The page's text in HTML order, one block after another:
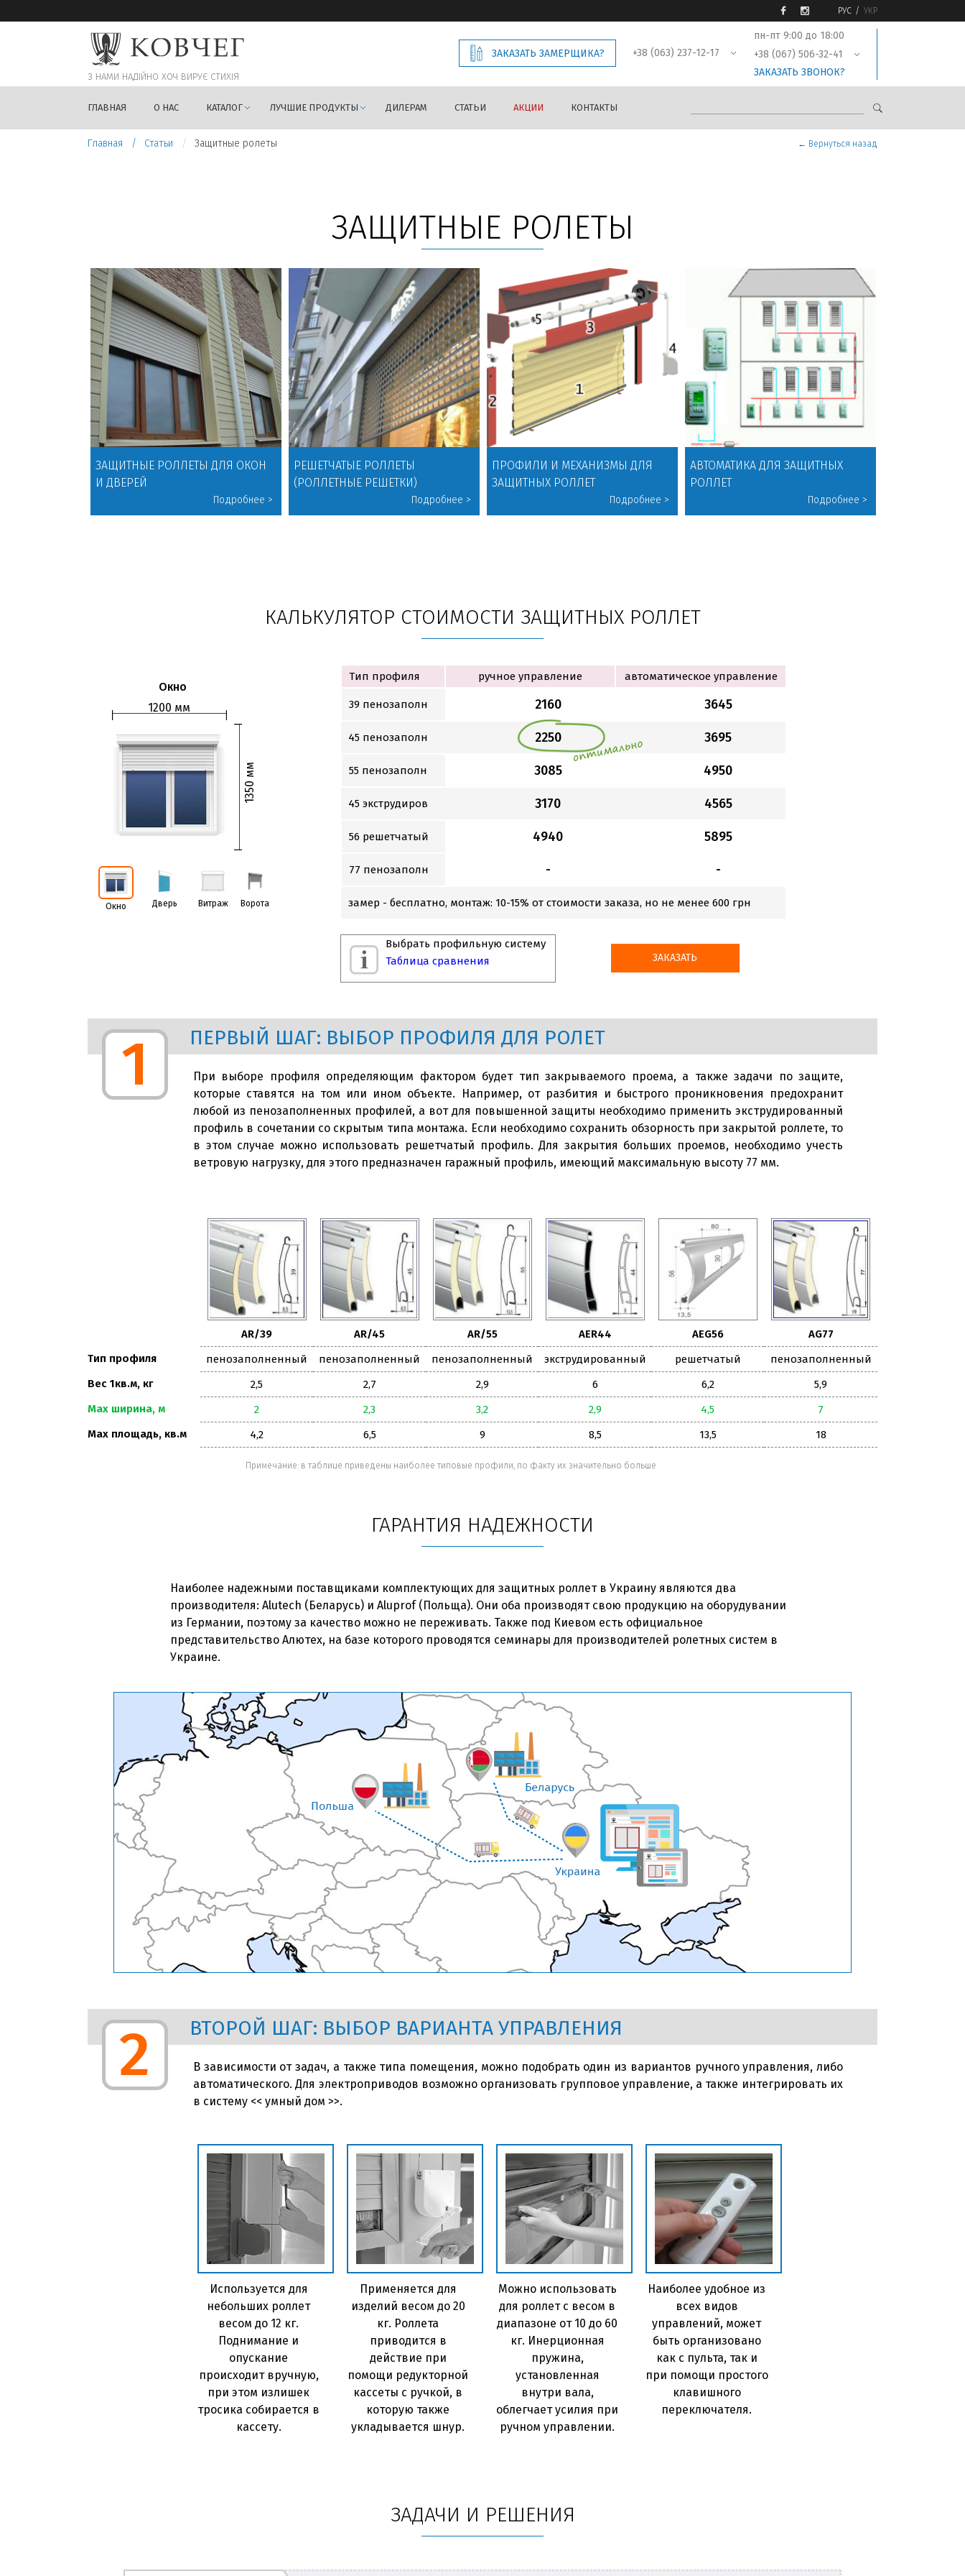
РУС УКР
З НАМИ НАДIЙНО ХОЧ ВИРУЄ СТИХIЯ
ЗАКАЗАТЬ ЗАМЕРЩИКА? +38 (063) 237-12-17
пн-пт 9:00 до 18:00
+38 (067) 506-32-41
ЗАКАЗАТЬ ЗВОНОК?
ГЛАВНАЯ О НАС КАТАЛОГ ЛУЧШИЕ ПРОДУКТЫ ДИЛЕРАМ СТАТЬИ АКЦИИ КОНТАКТЫ
Главная Статьи Защитные ролеты ← Вернуться назад
ЗАЩИТНЫЕ РОЛЕТЫ
ЗАЩИТНЫЕ РОЛЛЕТЫ ДЛЯ ОКОН
И ДВЕРЕЙ
РЕШЕТЧАТЫЕ РОЛЛЕТЫ
(РОЛЛЕТНЫЕ РЕШЕТКИ)
ПРОФИЛИ И МЕХАНИЗМЫ ДЛЯ
ЗАЩИТНЫХ РОЛЛЕТ
АВТОМАТИКА ДЛЯ ЗАЩИТНЫХ
РОЛЛЕТ
КАЛЬКУЛЯТОР СТОИМОСТИ ЗАЩИТНЫХ РОЛЛЕТ
Окно
1200 мм
1350 мм
Окно Дверь Витраж Ворота
Тип профиля ручное управление автоматическое управление
39 пенозаполн 2160 3645
45 пенозаполн 2250 3695
55 пенозаполн 3085 4950
45 экструдиров 3170 4565
56 решетчатый 4940 5895
77 пенозаполн - -
замер - бесплатно, монтаж: 10-15% от стоимости заказа, но не менее 600 грн
Выбрать профильную систему
Таблица сравнения
ЗАКАЗАТЬ
1 ПЕРВЫЙ ШАГ: ВЫБОР ПРОФИЛЯ ДЛЯ РОЛЕТ
При выборе профиля определяющим фактором будет тип закрываемого проема, а также задачи по защите,
которые ставятся на том или ином объекте. Например, от разбития и быстрого проникновения предохранит
любой из пенозаполненных профилей, а вот для повышенной защиты необходимо применить экструдированный
профиль в сочетании со скрытым типа монтажа. Если необходимо сохранить обзорность при закрытой роллете, то
в этом случае можно использовать решетчатый профиль. Для закрытия больших проемов, необходимо учесть
ветровую нагрузку, для этого предназначен гаражный профиль, имеющий максимальную высоту 77 мм.
AR/39 AR/45 AR/55 AER44 AEG56
AG77
Тип профиля
пенозаполненный пенозаполненный пенозаполненный экструдированный решетчатый
пенозаполненный
Вес 1кв.м, кг
2,5 2,7 2,9 6 6,2
5,9
Мах ширина, м
2 2,3 3,2 2,9 4,5
7
Мах площадь, кв.м
4,2 6,5 9 8,5 13,5 18
Примечание: в таблице приведены наиболее типовые профили, по факту их значительно больше
ГАРАНТИЯ НАДЕЖНОСТИ
Наиболее надежными поставщиками комплектующих для защитных роллет в Украину являются два
производителя: Alutech (Беларусь) и Aluprof (Польща). Они оба производят свою продукцию на оборудувании
из Германии, поэтому за качество можно не переживать. Также под Киевом есть официальное
представительство Алютех, на базе которого проводятся семинары для производителей ролетных систем в
Украине.
2 ВТОРОЙ ШАГ: ВЫБОР ВАРИАНТА УПРАВЛЕНИЯ
В зависимости от задач, а также типа помещения, можно подобрать один из вариантов ручного управления, либо
автоматического. Для электроприводов возможно организовать групповое управление, а также интегрировать их
в систему << умный дом >>.
Используется для
небольших роллет
весом до 12 кг.
Поднимание и
опускание
происходит вручную,
при этом излишек
тросика собирается в
кассету.
Применяется для
изделий весом до 20
кг. Роллета
приводится в
действие при
помощи редукторной
кассеты с ручкой, в
которую также
укладывается шнур.
Можно использовать
для роллет с весом в
диапазоне от 10 до 60
кг. Инерционная
пружина,
установленная
внутри вала,
облегчает усилия при
ручном управлении.
Наиболее удобное из
всех видов
управлений, может
быть организовано
как с пульта, так и
при помощи простого
клавишного
переключателя.
ЗАДАЧИ И РЕШЕНИЯ